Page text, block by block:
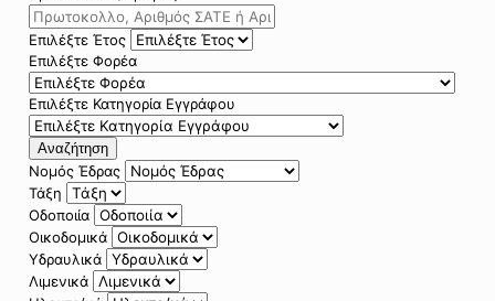
Επιλέξτε Έτος
Επιλέξτε Φορέα
Επιλέξτε Κατηγορία Εγγράφου
Αναζήτηση
Νομός Έδρας
Τάξη
Οδοποιία
Οικοδομικά
Υδραυλικά
Λιμενικά